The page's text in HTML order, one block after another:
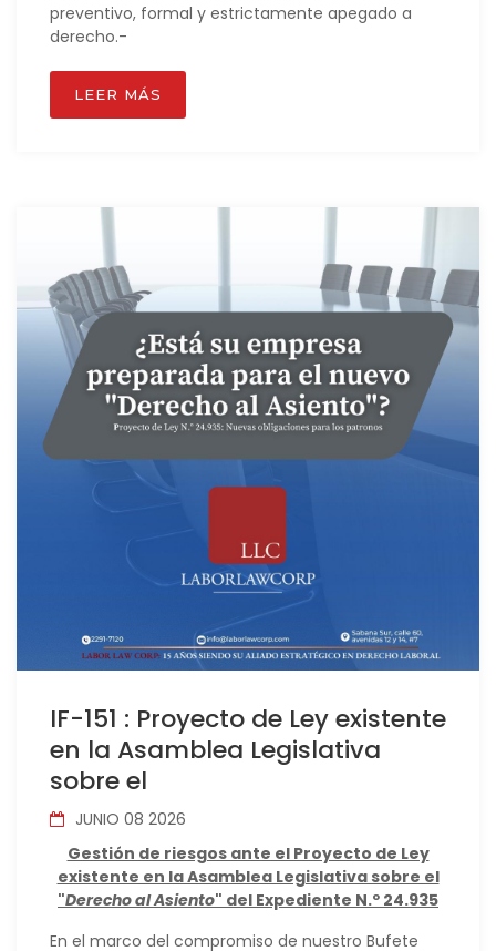
preventivo, formal y estrictamente apegado a
derecho.-
LEER MÁS
IF-151 : Proyecto de Ley existente
en la Asamblea Legislativa
sobre el
JUNIO 08 2026
Gestión de riesgos ante el Proyecto de Ley
existente en la Asamblea Legislativa sobre el
"Derecho al Asiento" del Expediente N.º 24.935
En el marco del compromiso de nuestro Bufete